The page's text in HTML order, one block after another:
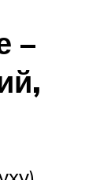
–